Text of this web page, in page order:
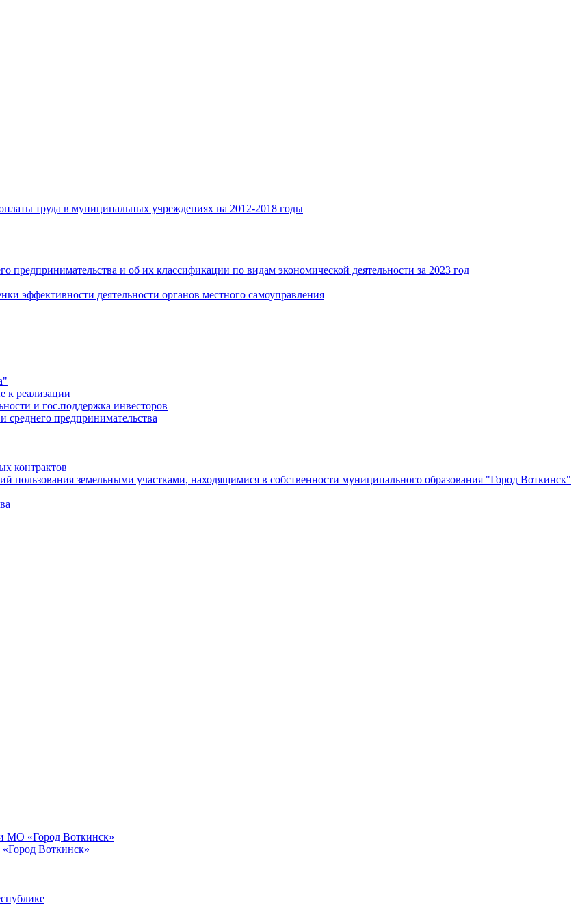
труда в муниципальных учреждениях на 2012-2018 годы
предпринимательства и об их классификации по видам экономической деятельности за 2023 год
эффективности деятельности органов местного самоуправления
к реализации
и гос.поддержка инвесторов
среднего предпринимательства
контрактов
пользования земельными участками, находящимися в собственности муниципального образования "Город Воткинск"
МО «Город Воткинск»
Воткинск»